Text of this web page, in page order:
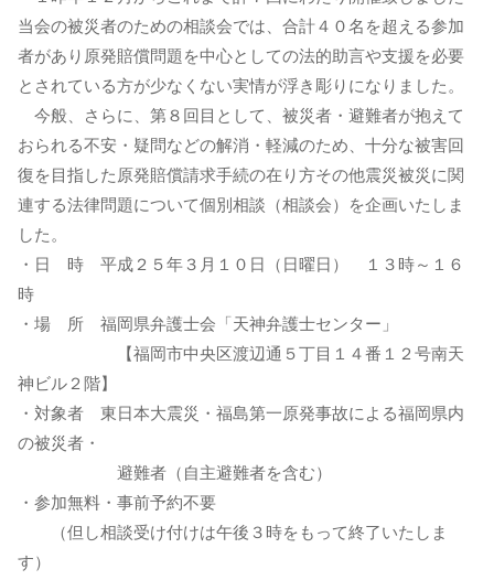
当会の被災者のための相談会では、合計４０名を超える参加
者があり原発賠償問題を中心としての法的助言や支援を必要
とされている方が少なくない実情が浮き彫りになりました。
今般、さらに、第８回目として、被災者・避難者が抱えて
おられる不安・疑問などの解消・軽減のため、十分な被害回
復を目指した原発賠償請求手続の在り方その他震災被災に関
連する法律問題について個別相談（相談会）を企画いたしま
した。
・日 時 平成２５年３月１０日（日曜日） １３時～１６
時
・場 所 福岡県弁護士会「天神弁護士センター」
【福岡市中央区渡辺通５丁目１４番１２号南天
神ビル２階】
・対象者 東日本大震災・福島第一原発事故による福岡県内
の被災者・
避難者（自主避難者を含む）
・参加無料・事前予約不要
（但し相談受け付けは午後３時をもって終了いたしま
す）